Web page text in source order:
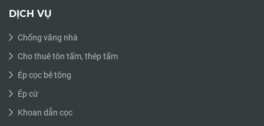
DỊCH VỤ
Chống văng nhà
Cho thuê tôn tấm, thép tấm
Ép cọc bê tông
Ép cừ
Khoan dẫn cọc